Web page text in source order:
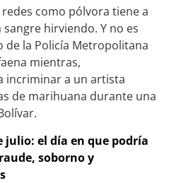
como pólvora tiene a
hirviendo. Y no es
la Policía Metropolitana
mientras,
incriminar a un artista
de marihuana durante una
julio: el día en que podría
soborno y